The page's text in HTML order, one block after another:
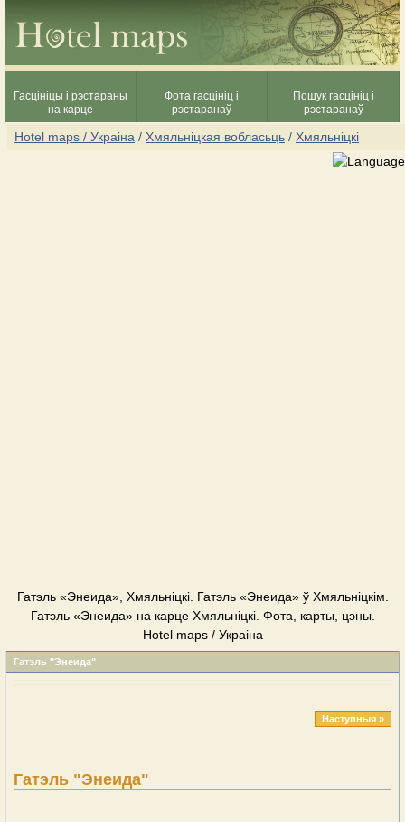
Гасцініцы і рэстараны
на карце
Фота гасцініц і
рэстаранаў
Пошук гасцініц і
рэстаранаў
Hotel maps / Украіна / Хмяльніцкая вобласьць / Хмяльніцкі
Гатэль «Энеида», Хмяльніцкі. Гатэль «Энеида» ў Хмяльніцкім.
Гатэль «Энеида» на карце Хмяльніцкі. Фота, карты, цэны.
Hotel maps / Украіна
Гатэль "Энеида"
Наступныя »
Гатэль "Энеида"